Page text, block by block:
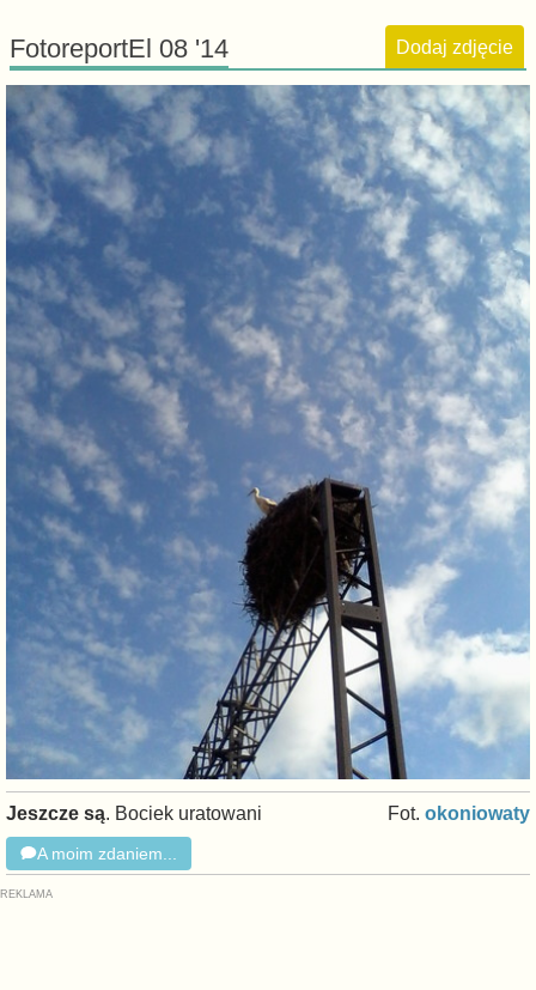
FotoreportEl 08 '14 Dodaj zdjęcie
Jeszcze są. Bociek uratowani Fot.okoniowaty
A moim zdaniem...